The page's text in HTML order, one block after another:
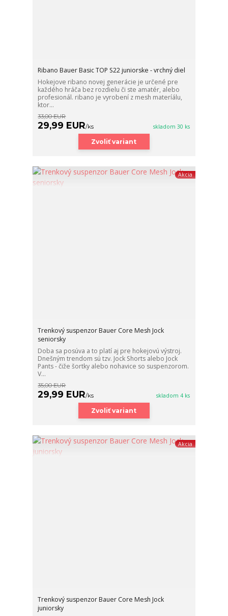
Ribano Bauer Basic TOP S22 juniorske - vrchný diel
Hokejove ribano novej generácie je určené pre
každého hráča bez rozdielu či ste amatér, alebo
profesionál. ribano je vyrobení z mesh materíálu,
ktor...
33,00 EUR
29,99 EUR/ks skladom 30 ks
Zvoliť variant
Akcia
Trenkový suspenzor Bauer Core Mesh Jock
seniorsky
Doba sa posúva a to platí aj pre hokejovú výstroj.
Dnešným trendom sú tzv. Jock Shorts alebo Jock
Pants - čiže šortky alebo nohavice so suspenzorom.
V...
35,00 EUR
29,99 EUR/ks skladom 4 ks
Zvoliť variant
Akcia
Trenkový suspenzor Bauer Core Mesh Jock
juniorsky